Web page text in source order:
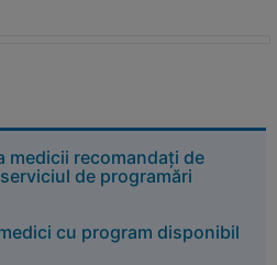
medicii recomandați de
de programări
cu program disponibil